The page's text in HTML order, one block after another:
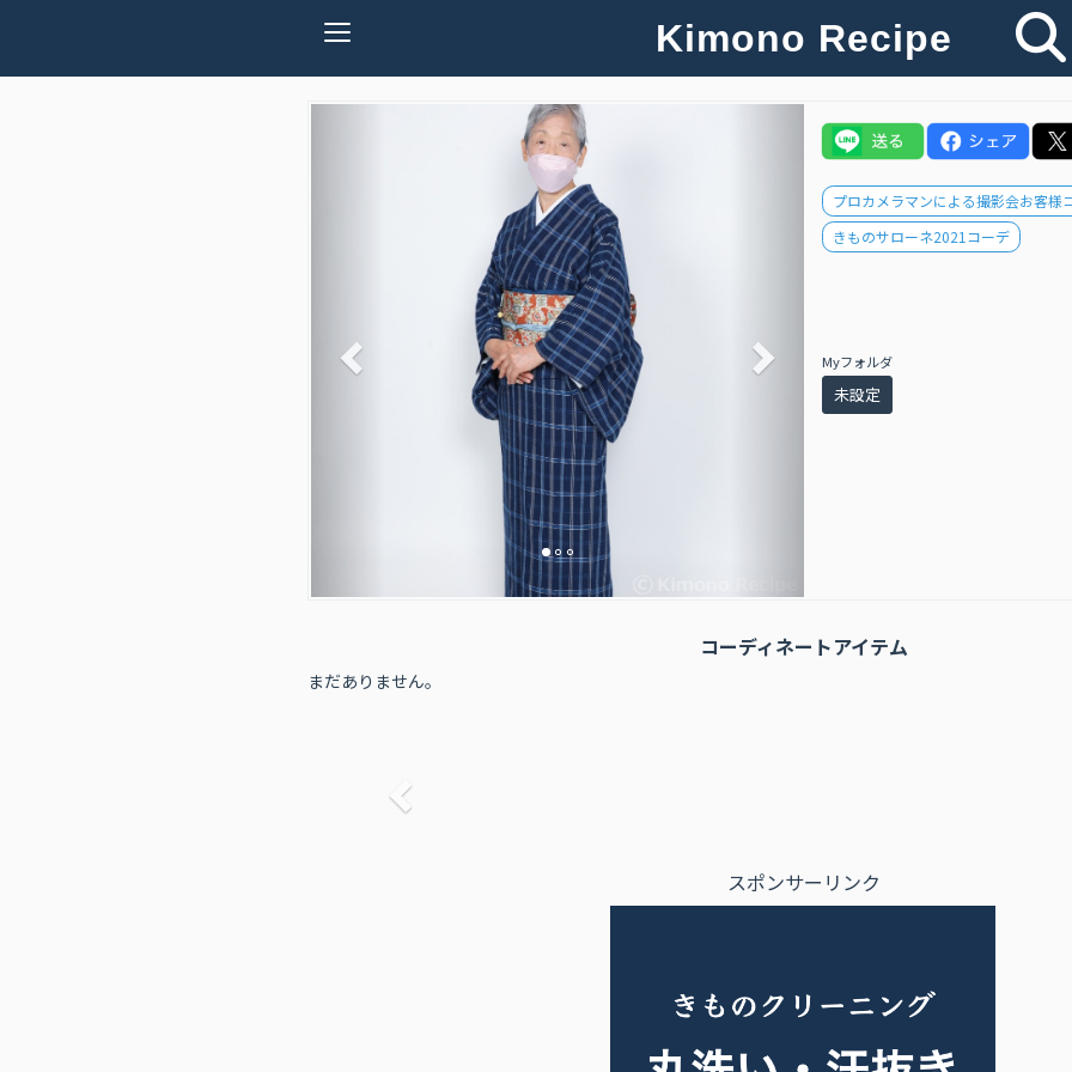
Kimono Recipe
プロカメラマンによる撮影会お客様
きものサローネ2021コーデ
Myフォルダ
未設定
コーディネートアイテム
まだありません。
スポンサーリンク